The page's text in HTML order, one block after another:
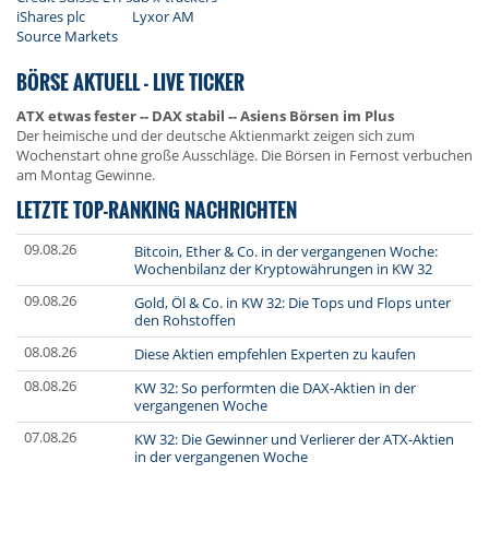
iShares plc
Lyxor AM
Source Markets
BÖRSE AKTUELL - LIVE TICKER
ATX etwas fester -- DAX stabil -- Asiens Börsen im Plus
Der heimische und der deutsche Aktienmarkt zeigen sich zum
Wochenstart ohne große Ausschläge. Die Börsen in Fernost verbuchen
am Montag Gewinne.
LETZTE TOP-RANKING NACHRICHTEN
09.08.26
Bitcoin, Ether & Co. in der vergangenen Woche:
Wochenbilanz der Kryptowährungen in KW 32
09.08.26
Gold, Öl & Co. in KW 32: Die Tops und Flops unter
den Rohstoffen
08.08.26
Diese Aktien empfehlen Experten zu kaufen
08.08.26
KW 32: So performten die DAX-Aktien in der
vergangenen Woche
07.08.26
KW 32: Die Gewinner und Verlierer der ATX-Aktien
in der vergangenen Woche